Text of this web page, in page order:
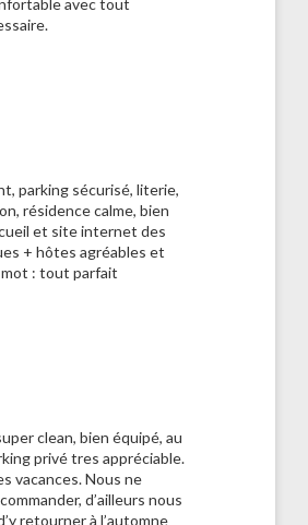
avec tout
parking sécurisé, literie,
résidence calme, bien
et site internet des
+ hôtes agréables et
: tout parfait
clean, bien équipé, au
privé tres appréciable.
vacances. Nous ne
d’ailleurs nous
retourner à l’automne